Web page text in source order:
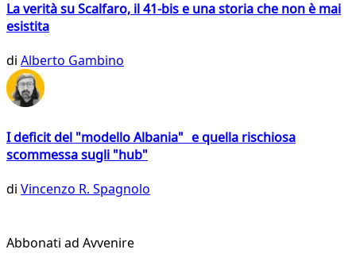
La verità su Scalfaro, il 41-bis e una storia che non è mai
esistita
di Alberto Gambino
I deficit del "modello Albania" e quella rischiosa
scommessa sugli "hub"
di Vincenzo R. Spagnolo
Abbonati ad Avvenire